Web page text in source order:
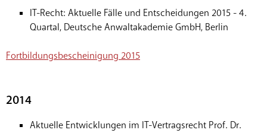
IT-Recht: Aktuelle Fälle und Entscheidungen 2015 - 4.
Quartal, Deutsche Anwaltakademie GmbH, Berlin
Fortbildungsbescheinigung 2015
2014
Aktuelle Entwicklungen im IT-Vertragsrecht Prof. Dr.